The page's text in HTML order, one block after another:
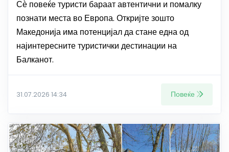
Сѐ повеќе туристи бараат автентични и помалку
познати места во Европа. Откријте зошто
Македонија има потенцијал да стане една од
најинтересните туристички дестинации на
Балканот.
31.07.2026 14:34 Повеќе